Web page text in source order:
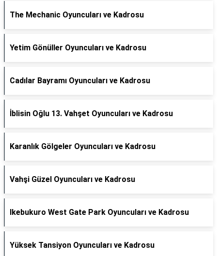
The Mechanic Oyuncuları ve Kadrosu
Yetim Gönüller Oyuncuları ve Kadrosu
Cadılar Bayramı Oyuncuları ve Kadrosu
İblisin Oğlu 13. Vahşet Oyuncuları ve Kadrosu
Karanlık Gölgeler Oyuncuları ve Kadrosu
Vahşi Güzel Oyuncuları ve Kadrosu
Ikebukuro West Gate Park Oyuncuları ve Kadrosu
Yüksek Tansiyon Oyuncuları ve Kadrosu